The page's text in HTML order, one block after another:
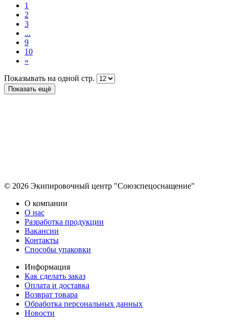
1
2
3
...
9
10
»
Показывать на одной стр.
Показать ещё
© 2026 Экипировочный центр "Союзспецоснащение"
О компании
О нас
Разработка продукции
Вакансии
Контакты
Способы упаковки
Информация
Как сделать заказ
Оплата и доставка
Возврат товара
Обработка персональных данных
Новости